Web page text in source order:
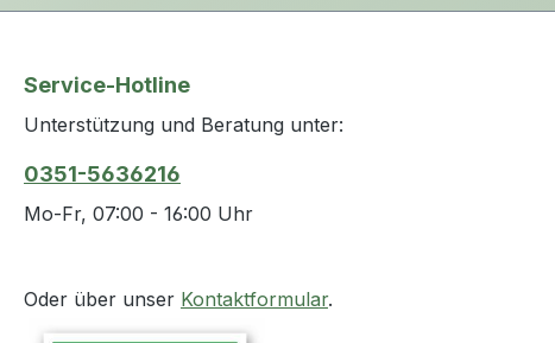
Service-Hotline
Unterstützung und Beratung unter:
0351-5636216
Mo-Fr, 07:00 - 16:00 Uhr
Oder über unser Kontaktformular.